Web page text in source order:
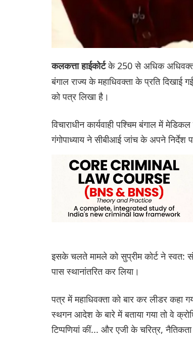
कलकत्ता हाईकोर्टके 250 से अधिक
बंगाल राज्य के महाधिवक्ता के प्रति दिखाई
को पत्र लिखा है।
विचाराधीन कार्यवाही पश्चिम बंगाल में
गंगोपाध्याय ने सीबीआई जांच के अपने
इसके चलते मामले को सुप्रीम कोर्ट ने स्वत:
पास स्थानांतरित कर लिया।
पत्र में महाधिवक्ता को बार कर लीडर कहा
स्थगन आदेश के बारे में बताया गया तो वे
टिप्पणियां कीं... और एजी के चरित्र,